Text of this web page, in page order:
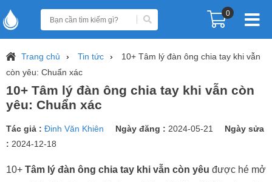
0
Trang chủ Tin tức
10+ Tâm lý đàn ông chia tay khi vẫn
còn yêu: Chuẩn xác
10+ Tâm lý đàn ông chia tay khi vẫn còn
yêu: Chuẩn xác
Tác giả : Đinh Văn Khiên Ngày đăng : 2024-05-21
Ngày sửa
: 2024-12-18
10+ Tâm lý đàn ông chia tay khi vẫn còn yêu được hé mở